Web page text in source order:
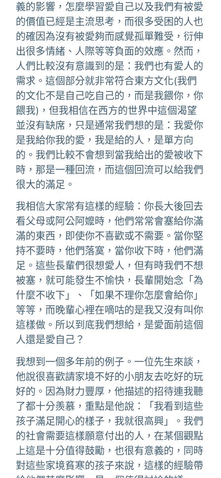
義的影響，怎麼學習愛自己以及我們有被愛
的價值已經是主流思考，而很多受困的人也
的確因為沒有被愛夠而感覺孤單難受，衍伸
出很多情緒、人際等等負面的效應。然而，
人們比較沒有意識到的是：我們也有愛人的
需求。這個部分就非常符合東方文化(我們
的文化不是自己吃自己的，而是我餵你，你
餵我)，但我相信在西方的世界中這個渴望
並沒有缺席，只是通常我們想的是：我愛你
是我給你我的愛，我是給的人，是單方向
的。我們比較不會想到當我給出的愛被收下
時，那是一種回流，而這個回流可以給我們
很大的滿足。
我相信大家常有這樣的經驗：你長大後回去
看父母或阿公阿嬤時，他們常常會塞給你滿
滿的東西，即使你不喜歡或不需要。當你堅
持不要時，他們落寞，當你收下時，他們滿
足。這些長輩們很想愛人，但有時我們不想
被塞，就可能發生不愉快，長輩開始念「為
什麼不收下」、「如果不理你怎麼會給你」
等等，而晚輩心裡在嘀咕的是我又沒有叫你
這樣做。所以到底我們想給，是愛面前這個
人還是愛自己？
我想到一個多年前的例子。一位先生來談，
他說很喜歡請家境不好的小朋友去吃好的玩
好的。因為財力豐厚，他描述的招待連我聽
了都十分羨慕，重點是他說：「我看到這些
孩子滿足開心的樣子，我就很高興」。我們
的社會需要這樣願意付出的人，在某個觀點
上這是十分值得鼓勵，也很有意義的，同時
對這些家境貧寒的孩子來說，這樣的經驗帶